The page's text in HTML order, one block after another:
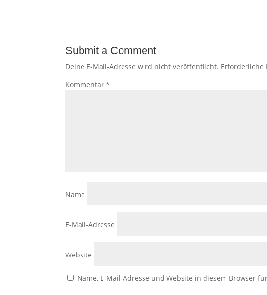
Submit a Comment
Deine E-Mail-Adresse wird nicht veröffentlicht.
Kommentar*
Name
E-Mail-Adresse
Website
Name, E-Mail-Adresse und Website in diesem Browser